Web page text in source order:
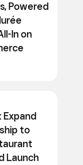
Powered
In on
Expand
to
Launch